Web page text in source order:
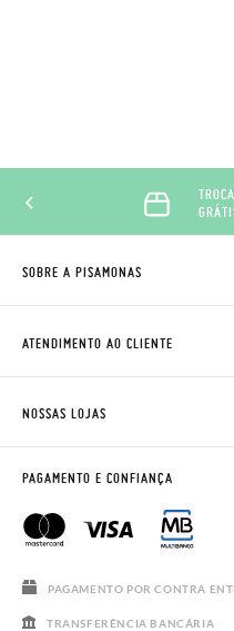
SOBRE A PISAMONAS
AVISO LEGAL, PRIVACIDADE E
SALDOS
ATENDIMENTO AO CLIENTE
HORÁRIO
PERGUNTAS FREQUENTES
NOSSAS LOJAS
PAGAMENTO E CONFIANÇA
PAGAMENTO POR CONTRA
TRANSFERÊNCIA BANCÁRIA